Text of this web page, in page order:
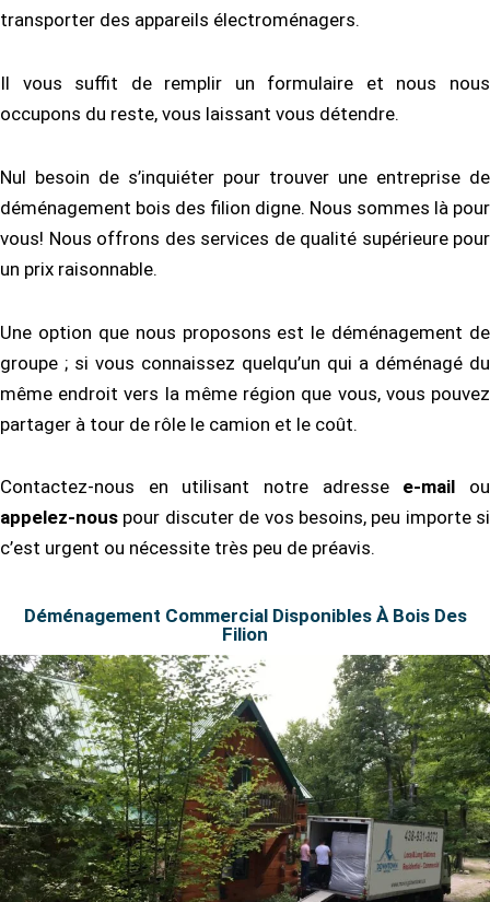
transporter des appareils électroménagers.
Il vous suffit de remplir un formulaire et nous nous
occupons du reste, vous laissant vous détendre.
Nul besoin de s’inquiéter pour trouver une entreprise de
déménagement bois des filion digne. Nous sommes là pour
vous! Nous offrons des services de qualité supérieure pour
un prix raisonnable.
Une option que nous proposons est le déménagement de
groupe ; si vous connaissez quelqu’un qui a déménagé du
même endroit vers la même région que vous, vous pouvez
partager à tour de rôle le camion et le coût.
Contactez-nous en utilisant notre adresse e-mail ou
appelez-nous pour discuter de vos besoins, peu importe si
c’est urgent ou nécessite très peu de préavis.
Déménagement Commercial Disponibles À Bois Des
Filion